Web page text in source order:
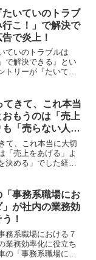
い仕事は誰もしなく
の評...
いていのトラブ
こ！」で解決で
で炎上！
ていのトラブルは
で解決できる』とい
トリーが『たいてい
と投稿があり炎上し
いな...
てきて、これ本当
もうのは「売上
「売らない人を
て、これ本当に大切
「売上をあげる」よ
決める」でした経営
る」でした。お客様
ー...
「事務系職場にお
が社内の業務効
！
務系職場における７
業務効率化に役立ち
の「事務系職場にお